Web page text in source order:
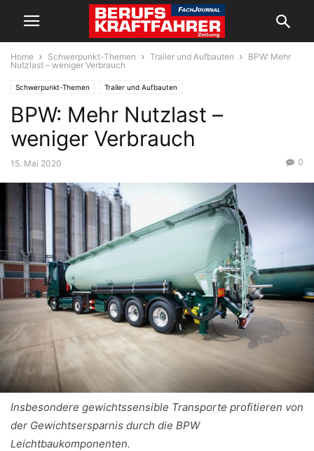
Home Schwerpunkt-Themen Trailer und Aufbauten
BPW: Mehr
Nutzlast – weniger Verbrauch
Schwerpunkt-Themen Trailer und Aufbauten
BPW: Mehr Nutzlast –
weniger Verbrauch
15. Mai 2020 0
Insbesondere gewichtssensible Transporte profitieren von
der Gewichtsersparnis durch die BPW
Leichtbaukomponenten.